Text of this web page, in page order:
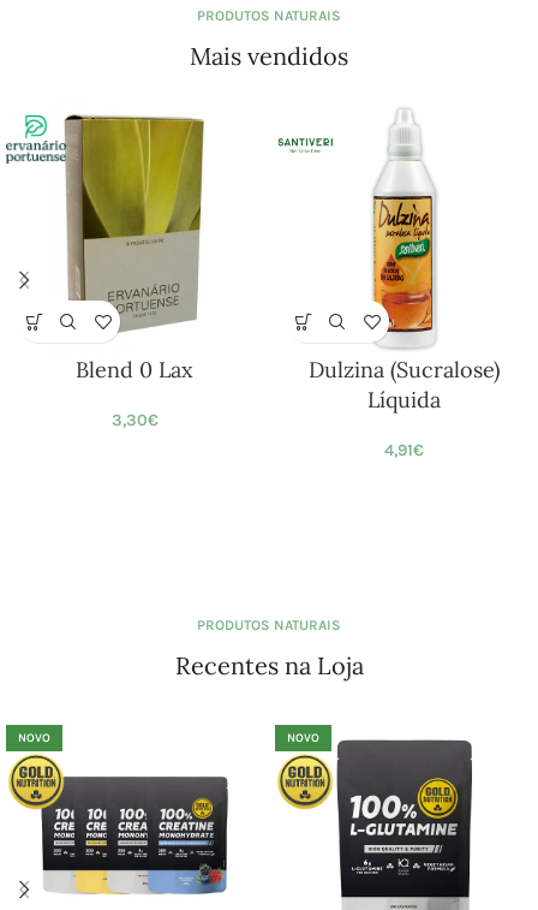
PRODUTOS NATURAIS
Mais vendidos
Blend 0 Lax
3,30€
Dulzina (Sucralose)
Líquida
4,91€
PRODUTOS NATURAIS
Recentes na Loja
NOVO NOVO